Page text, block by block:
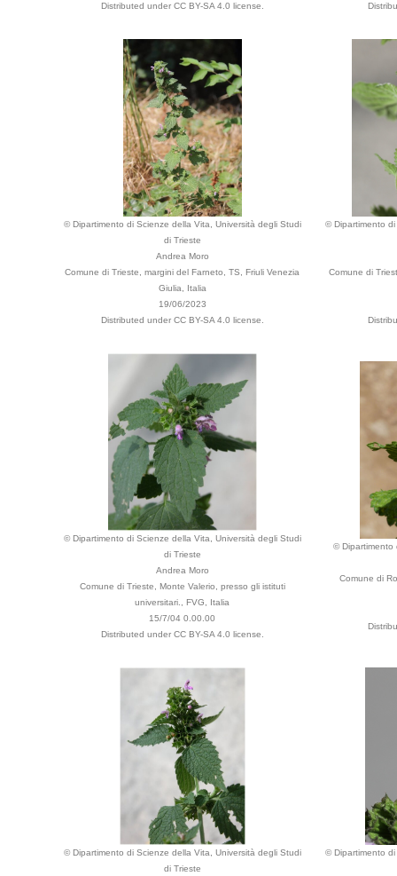
Distributed under CC BY-SA 4.0 license.
© Dipartimento di Scienze della Vita, Università degli Studi
di Trieste
Andrea Moro
Comune di Trieste, margini del Farneto, TS, Friuli Venezia
Giulia, Italia
19/06/2023
Distributed under CC BY-SA 4.0 license.
© Dipartimento
Comune di
© Dipartimento di Scienze della Vita, Università degli Studi
di Trieste
Andrea Moro
Comune di Trieste, Monte Valerio, presso gli istituti
universitari., FVG, Italia
15/7/04 0.00.00
Distributed under CC BY-SA 4.0 license.
© Dipartimento
Comune di
© Dipartimento di Scienze della Vita, Università degli Studi
di Trieste
© Dipartimento